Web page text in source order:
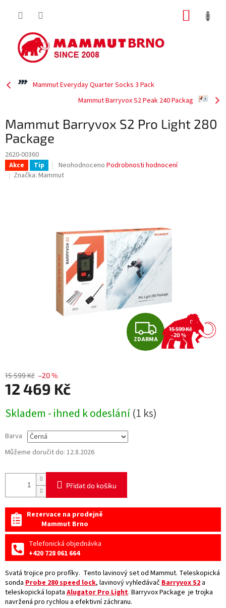
Mammut Everyday Quarter Socks 3 Pack
Mammut Barryvox S2 Peak 240 Packag
Mammut Barryvox S2 Pro Light 280
Package
2620-00360
Akce Tip
Průměrné
hodnocení
hvězdiček.
Neohodnoceno Podrobnosti hodnocení
Značka: Mammut
Z
D
M
ZDARMA
15 599 Kč
–20 %
15 599 Kč –20 %
12 469 Kč
cena:
Skladem - ihned k odeslání(1 ks)
Barva
Můžeme doručit do: 12.8.2026
Přidat do košíku
Rezervace na prodejně
Mammut Brno
Telefonická objednávka
+420 728 061 664
Svatá trojice pro profíky. Tento lavinový set od Mammut. Teleskopická
sonda Probe 280 speed lock, lavinový vyhledávačBarryvox S2 a
teleskopická lopata Alugator Pro Light. Barryvox Package je trojka
navržená pro rychlou a efektivní záchranu.